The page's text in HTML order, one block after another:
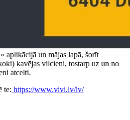
aplikācijā un mājas lapā, šorīt
kavējas vilcieni, tostarp uz un no
atcelti.
te: https://www.vivi.lv/lv/